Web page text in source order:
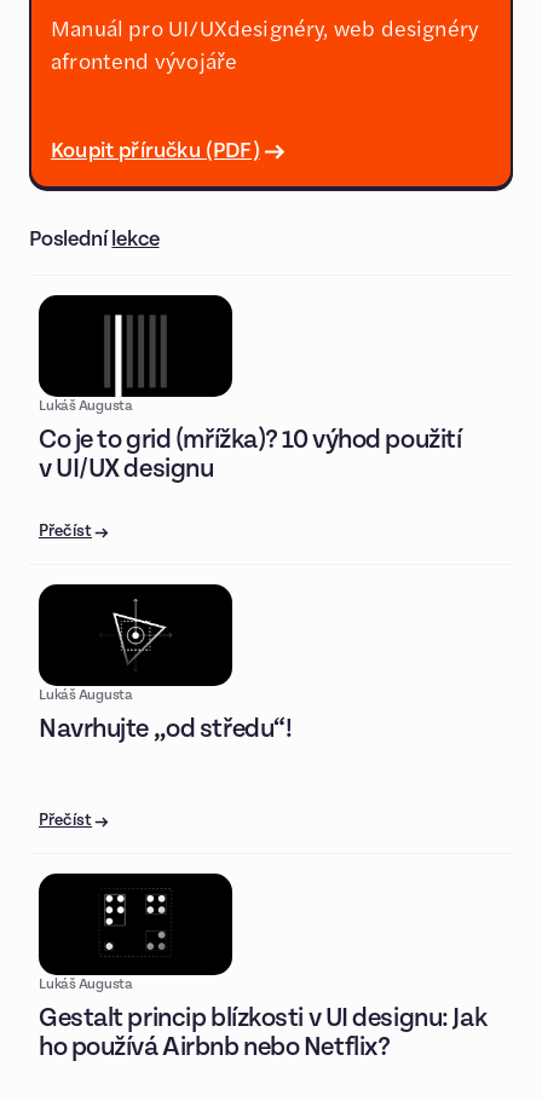
Manuál pro UI/UXdesignéry, web designéry
afrontend vývojáře
Koupit příručku (PDF)
Poslední lekce
Lukáš Augusta
Co je to grid (mřížka)? 10 výhod použití
v UI/UX designu
Přečíst
Lukáš Augusta
Navrhujte „od středu“!
Přečíst
Lukáš Augusta
Gestalt princip blízkosti v UI designu: Jak
ho používá Airbnb nebo Netflix?